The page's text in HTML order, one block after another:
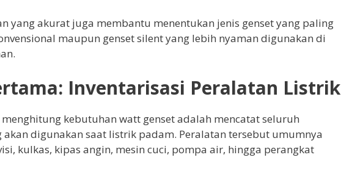
yang akurat juga membantu menentukan jenis genset yang paling
maupun genset silent yang lebih nyaman digunakan di
Inventarisasi Peralatan Listrik
kebutuhan watt genset adalah mencatat seluruh
digunakan saat listrik padam. Peralatan tersebut umumnya
kulkas, kipas angin, mesin cuci, pompa air, hingga perangkat